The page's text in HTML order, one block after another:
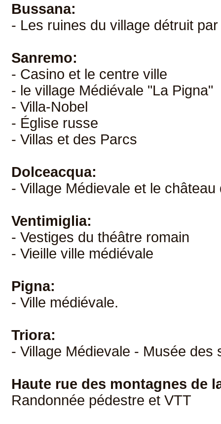
Bussana:
- Les ruines du village détruit
Sanremo:
- Casino et le centre ville
- le village Médiévale "La Pigna"
- Villa-Nobel
- Église russe
- Villas et des Parcs
Dolceacqua:
- Village Médievale et le château
Ventimiglia:
- Vestiges du théâtre romain
- Vieille ville médiévale
Pigna:
- Ville médiévale.
Triora:
- Village Médievale - Musée des
Haute rue des montagnes de
Randonnée pédestre et VTT